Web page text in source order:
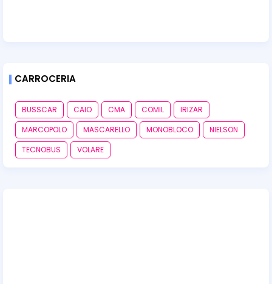
CARROCERIA
BUSSCAR CAIO CMA COMIL
IRIZAR
MARCOPOLO
MASCARELLO MONOBLOCO
NIELSON
TECNOBUS
VOLARE